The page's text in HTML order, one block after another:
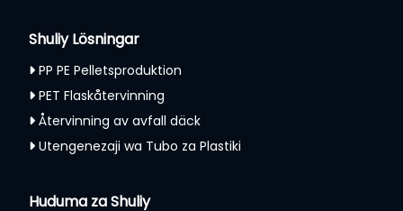
Shuliy Lösningar
PP PE Pelletsproduktion
PET Flaskåtervinning
Återvinning av avfall däck
Utengenezaji wa Tubo za Plastiki
Huduma za Shuliy